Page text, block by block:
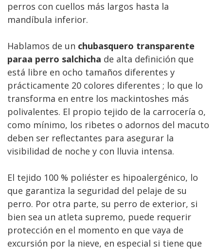
perros con cuellos más largos hasta la
mandíbula inferior.
Hablamos de un chubasquero transparente
paraa perro salchicha de alta definición que
está libre en ocho tamaños diferentes y
prácticamente 20 colores diferentes ; lo que lo
transforma en entre los mackintoshes más
polivalentes. El propio tejido de la carrocería o,
como mínimo, los ribetes o adornos del macuto
deben ser reflectantes para asegurar la
visibilidad de noche y con lluvia intensa.
El tejido 100 % poliéster es hipoalergénico, lo
que garantiza la seguridad del pelaje de su
perro. Por otra parte, su perro de exterior, si
bien sea un atleta supremo, puede requerir
protección en el momento en que vaya de
excursión por la nieve, en especial si tiene que